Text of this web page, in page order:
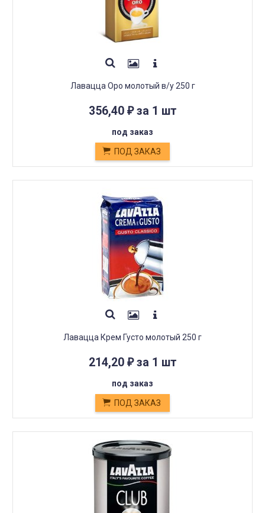
Лавацца Оро молотый в/у 250 г
356,40 ₽за 1 шт
под заказ
ПОД ЗАКАЗ
Лавацца Крем Густо молотый 250 г
214,20 ₽за 1 шт
под заказ
ПОД ЗАКАЗ